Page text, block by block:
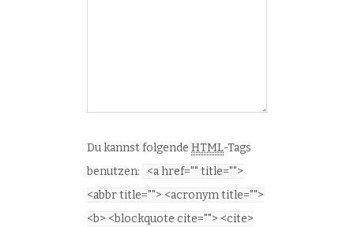
Du kannst folgende HTML-Tags
benutzen:
<a href="" title="">
<abbr title=""> <acronym title="">
<b> <blockquote cite=""> <cite>